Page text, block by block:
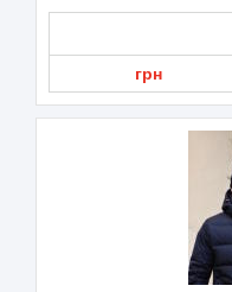
грн